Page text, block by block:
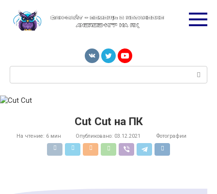
контенту
Cut Cut на ПК
На чтение: 6 мин Опубликовано: 03.12.2021 Фотографии